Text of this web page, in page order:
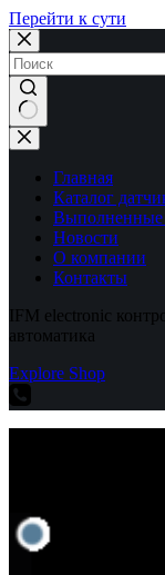
Перейти к сути
Ничего
не
найденоГлавная
Каталог
Выполненные
Новости
О компании
Контакты
IFM electronic
автоматика
Explore Shop